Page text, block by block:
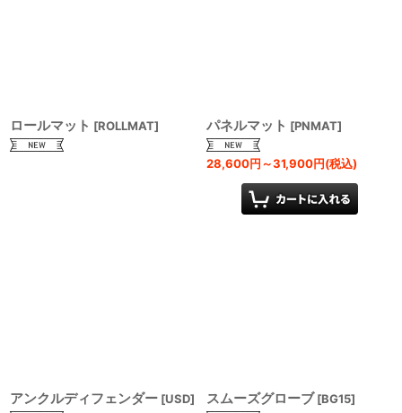
ロールマット [ROLLMAT] パネルマット [PNMAT]
28,600円～31,900円(税込)
アンクルディフェンダー [USD] スムーズグローブ [BG15]